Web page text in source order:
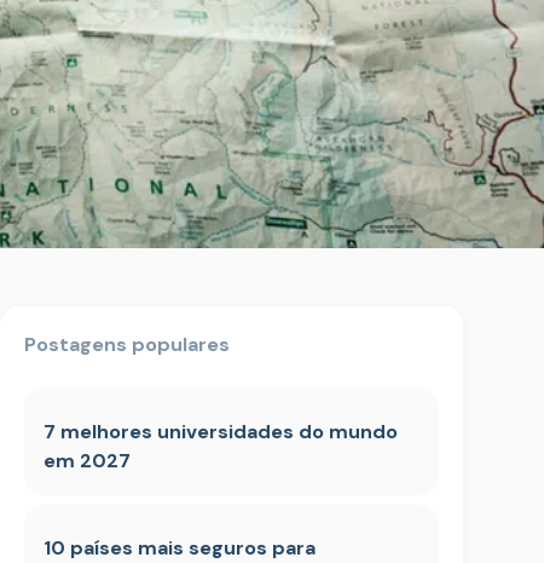
Postagens populares
7 melhores universidades do mundo
em 2027
10 países mais seguros para